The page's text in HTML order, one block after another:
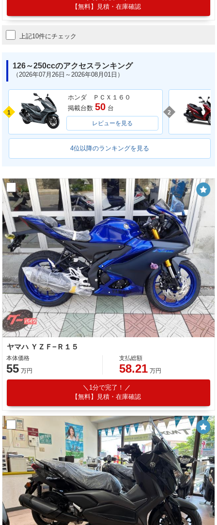
【無料】見積・在庫確認
上記10件にチェック
126～250ccのアクセスランキング
（2026年07月26日～2026年08月01日）
1
ホンダ ＰＣＸ１６０
掲載台数 50 台
レビューを見る
2
4位以降のランキングを見る
ヤマハ ＹＺＦ−Ｒ１５
本体価格
55 万円
支払総額
58.21 万円
1分で完了！
【無料】見積・在庫確認